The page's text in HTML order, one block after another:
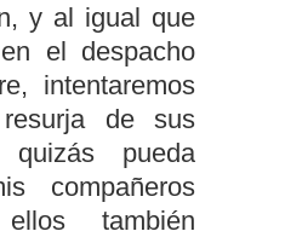
y al igual que
el despacho
intentaremos
de sus
pueda
compañeros
también